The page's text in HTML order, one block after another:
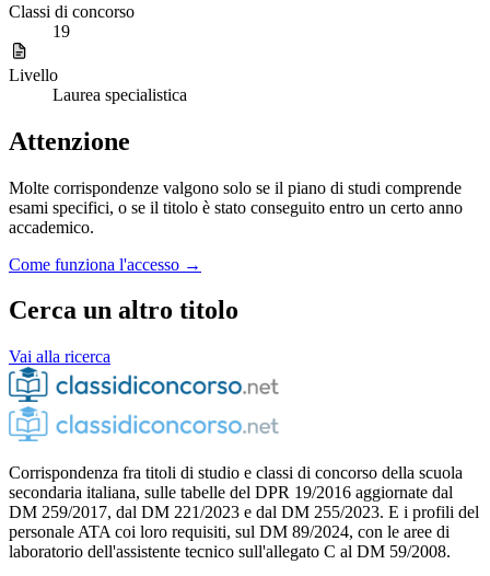
Classi di concorso
19
Livello
Laurea specialistica
Attenzione
Molte corrispondenze valgono solo se il piano di studi comprende
esami specifici, o se il titolo è stato conseguito entro un certo anno
accademico.
Come funziona l'accesso →
Cerca un altro titolo
Vai alla ricerca
Corrispondenza fra titoli di studio e classi di concorso della scuola
secondaria italiana, sulle tabelle del DPR 19/2016 aggiornate dal
DM 259/2017, dal DM 221/2023 e dal DM 255/2023. E i profili del
personale ATA coi loro requisiti, sul DM 89/2024, con le aree di
laboratorio dell'assistente tecnico sull'allegato C al DM 59/2008.